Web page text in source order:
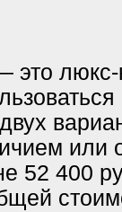
люкс-
или
52 400